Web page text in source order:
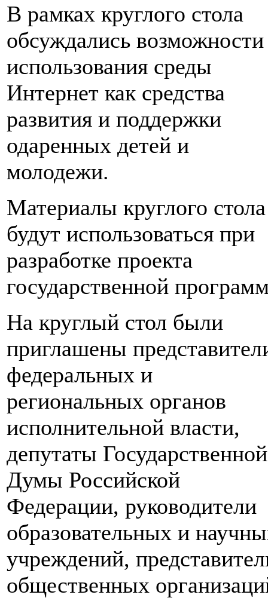
В рамках круглого стола
обсуждались возможности
использования среды
Интернет как средства
развития и поддержки
одаренных детей и
молодежи.
Материалы круглого стола
будут использоваться при
разработке проекта
государственной
На круглый стол были
приглашены
федеральных и
региональных органов
исполнительной власти,
депутаты Государственной
Думы Российской
Федерации, руководители
образовательных и
учреждений,
общественных